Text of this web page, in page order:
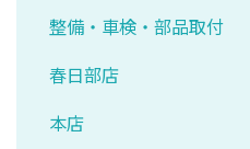
整備・車検・部品取付
春日部店
本店